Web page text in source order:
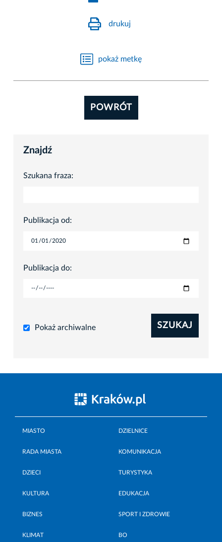
drukuj
pokaż metkę
POWRÓT
Znajdź
Szukana fraza:
Publikacja od:
Publikacja do:
Pokaż archiwalne SZUKAJ
MIASTO DZIELNICE
RADA MIASTA KOMUNIKACJA
DZIECI TURYSTYKA
KULTURA EDUKACJA
BIZNES SPORT I ZDROWIE
KLIMAT BO